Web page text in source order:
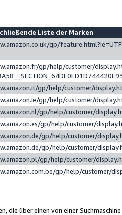
Liste der Marken
gp/
gp/help/customer/
gp/help/customer/
gp/help/customer/
gp/help/customer/
gp/help/customer/
gp/help/customer/
gp/help/customer/
gp/help/customer/
gp/help/customer/
die über einen von einer